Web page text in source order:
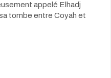
appelé Elhadj
sa tombe entre Coyah et